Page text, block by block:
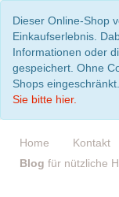
Dieser Online-Shop
Einkaufserlebnis.
Informationen oder
gespeichert. Ohne
Shops eingeschränkt.
Sie bitte hier.
Home Kontakt
Blog für nützliche